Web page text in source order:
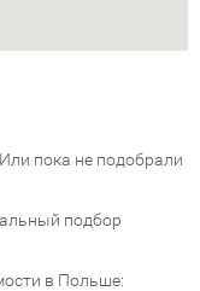
пока не подобрали
подбор
в Польше: